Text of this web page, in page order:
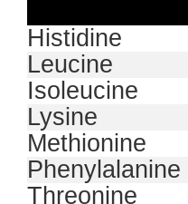
Histidine
Leucine
Isoleucine
Lysine
Methionine
Phenylalanine
Threonine